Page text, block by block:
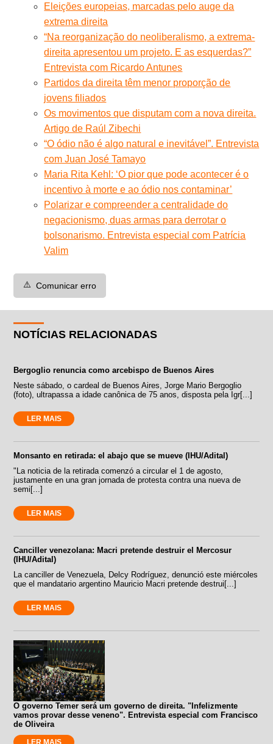
Eleições europeias, marcadas pelo auge da
extrema direita
“Na reorganização do neoliberalismo, a extrema-
direita apresentou um projeto. E as esquerdas?”
Entrevista com Ricardo Antunes
Partidos da direita têm menor proporção de
jovens filiados
Os movimentos que disputam com a nova direita.
Artigo de Raúl Zibechi
“O ódio não é algo natural e inevitável”. Entrevista
com Juan José Tamayo
Maria Rita Kehl: ‘O pior que pode acontecer é o
incentivo à morte e ao ódio nos contaminar’
Polarizar e compreender a centralidade do
negacionismo, duas armas para derrotar o
bolsonarismo. Entrevista especial com Patrícia
Valim
⚠️ Comunicar erro
NOTÍCIAS RELACIONADAS
Bergoglio renuncia como arcebispo de Buenos Aires
Neste sábado, o cardeal de Buenos Aires, Jorge Mario Bergoglio
(foto), ultrapassa a idade canônica de 75 anos, disposta pela Igr[...]
LER MAIS
Monsanto en retirada: el abajo que se mueve (IHU/Adital)
"La noticia de la retirada comenzó a circular el 1 de agosto,
justamente en una gran jornada de protesta contra una nueva de
semi[...]
LER MAIS
Canciller venezolana: Macri pretende destruir el Mercosur
(IHU/Adital)
La canciller de Venezuela, Delcy Rodríguez, denunció este miércoles
que el mandatario argentino Mauricio Macri pretende destrui[...]
LER MAIS
O governo Temer será um governo de direita. "Infelizmente
vamos provar desse veneno". Entrevista especial com Francisco
de Oliveira
LER MAIS